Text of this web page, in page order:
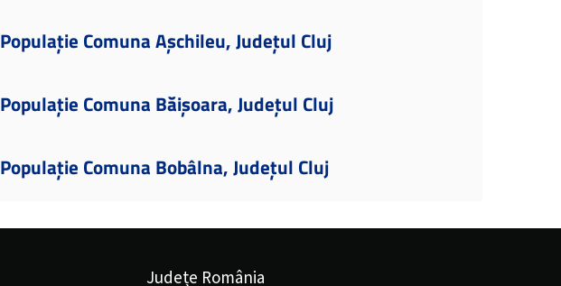
Populație Comuna Așchileu, Județul Cluj
Populație Comuna Băișoara, Județul Cluj
Populație Comuna Bobâlna, Județul Cluj
Județe România